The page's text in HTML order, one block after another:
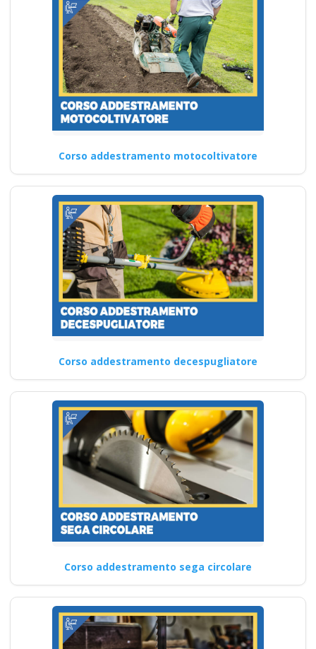
Corso addestramento motocoltivatore
Corso addestramento decespugliatore
Corso addestramento sega circolare